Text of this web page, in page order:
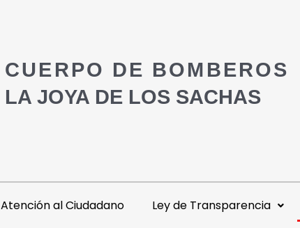
CUERPO DE BOMBEROS
LA JOYA DE LOS SACHAS
Atención al Ciudadano Ley de Transparencia